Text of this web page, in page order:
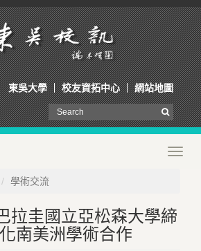
東吳大學 校友資拓中心 網站地圖
學術交流
拉圭國立亞松森大學締
南美洲學術合作